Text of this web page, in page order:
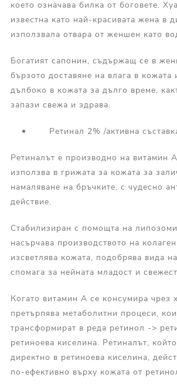
което означава билка от боговете.
известна като най-красивата жена в
използвала отвара от женшен като
Богатият сапонин, съдържащ се в
бързото доставяне на влага в кожата
дълбоко в кожата за дълго време,
запази свежа и здрава.
Ретинал 2% /активна
Ретиналът е производно на витамин
използва в грижата за кожата за
намаляване на бръчките, с чудесно
действие.
Стабилизиран с помощта на
насърчава производството на
изсветлява кожата, подобрява вида
спомага за нейната младост и
Когато витамин А се консумира чрез
претърпява метаболитни процеси,
трансформират в реда ретинол ->
ретиноева киселина. Ретиналът,
директно в ретиноева киселина,
по-ефективно върху кожата от